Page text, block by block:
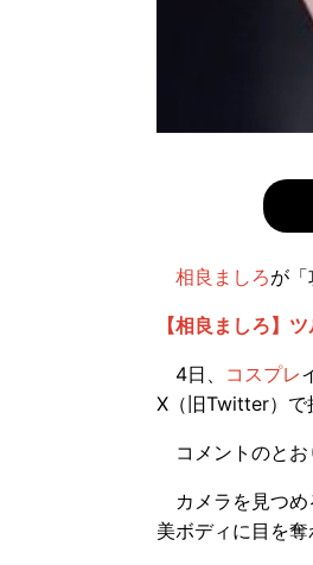
相良ましろが「
【相良ましろ】
4日、 コスプレ
X（旧Twitter）で
コメントのとお
カメラを見つめ
美ボディに目を奪